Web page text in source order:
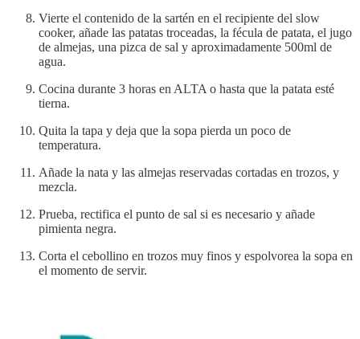
Vierte el contenido de la sartén en el recipiente del slow
cooker, añade las patatas troceadas, la fécula de patata, el jugo
de almejas, una pizca de sal y aproximadamente 500ml de
agua.
Cocina durante 3 horas en ALTA o hasta que la patata esté
tierna.
Quita la tapa y deja que la sopa pierda un poco de
temperatura.
Añade la nata y las almejas reservadas cortadas en trozos, y
mezcla.
Prueba, rectifica el punto de sal si es necesario y añade
pimienta negra.
Corta el cebollino en trozos muy finos y espolvorea la sopa en
el momento de servir.